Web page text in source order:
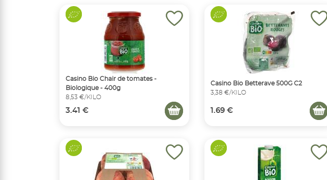
Casino Bio Chair de tomates -
Biologique - 400g
8,53 €/KILO
3.41 €
Casino Bio Betterave 500G C2
3,38 €/KILO
1.69 €